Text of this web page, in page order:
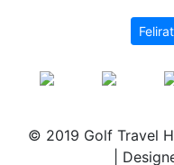
© 2019 Golf Travel
|